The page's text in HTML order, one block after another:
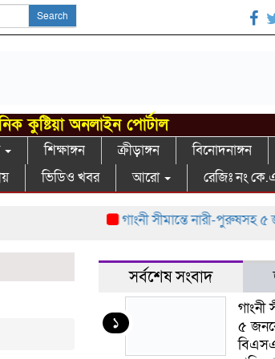
Search
কুষ্টিয়া অনলাইন পোর্টাল
শিক্ষাঙ্গন ক্রীড়াঙ্গন বিনোদনাঙ্গন
ভিডিও খবর আরো রেজিঃ নং
গাংনী সীমান্তে নারী-পুরুষসহ ৫
সর্বশেষ সংবাদ
১
গাংনী
৫